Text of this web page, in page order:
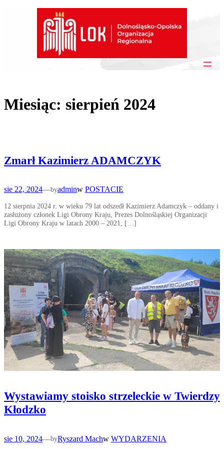
Miesiąc: sierpień 2024
Zmarł Kazimierz ADAMCZYK
sie 22, 2024—byadminw POSTACIE
12 sierpnia 2024 r. w wieku 79 lat odszedł Kazimierz Adamczyk – oddany i
zasłużony członek Ligi Obrony Kraju, Prezes Dolnośląskiej Organizacji
Ligi Obrony Kraju w latach 2000 – 2021, […]
Wystawiamy stoisko strzeleckie w Twierdzy
Kłodzko
sie 10, 2024—byRyszard Machw WYDARZENIA